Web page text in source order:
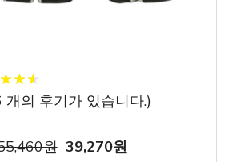
★★★
★★★
개의 후기가 있습니다.)
원 39,270원